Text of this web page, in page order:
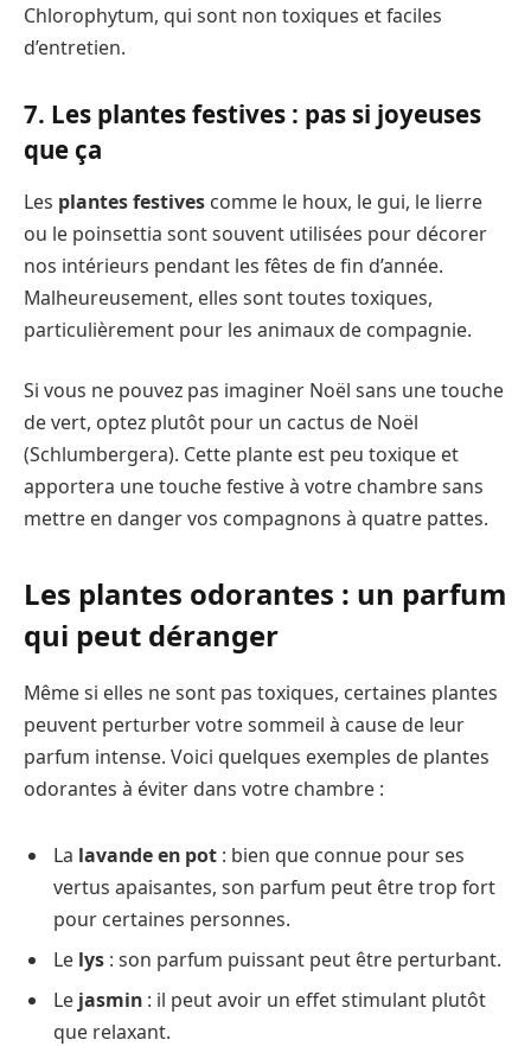
Chlorophytum, qui sont non toxiques et faciles
d’entretien.
7. Les plantes festives : pas si joyeuses
que ça
Les plantes festives comme le houx, le gui, le lierre
ou le poinsettia sont souvent utilisées pour décorer
nos intérieurs pendant les fêtes de fin d’année.
Malheureusement, elles sont toutes toxiques,
particulièrement pour les animaux de compagnie.
Si vous ne pouvez pas imaginer Noël sans une touche
de vert, optez plutôt pour un cactus de Noël
(Schlumbergera). Cette plante est peu toxique et
apportera une touche festive à votre chambre sans
mettre en danger vos compagnons à quatre pattes.
Les plantes odorantes : un parfum
qui peut déranger
Même si elles ne sont pas toxiques, certaines plantes
peuvent perturber votre sommeil à cause de leur
parfum intense. Voici quelques exemples de plantes
odorantes à éviter dans votre chambre :
La lavande en pot : bien que connue pour ses
vertus apaisantes, son parfum peut être trop fort
pour certaines personnes.
Le lys : son parfum puissant peut être perturbant.
Le jasmin : il peut avoir un effet stimulant plutôt
que relaxant.